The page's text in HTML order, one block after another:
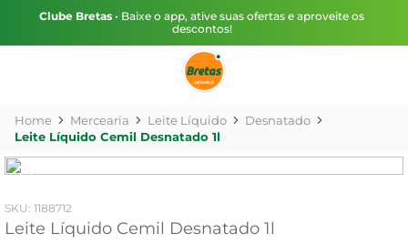
Clube Bretas • Baixe o app, ative suas ofertas e aproveite os
descontos!
Mercearia Leite Líquido
Desnatado
Leite Líquido Cemil Desnatado 1l
: 1188712
Leite Líquido Cemil Desnatado 1l